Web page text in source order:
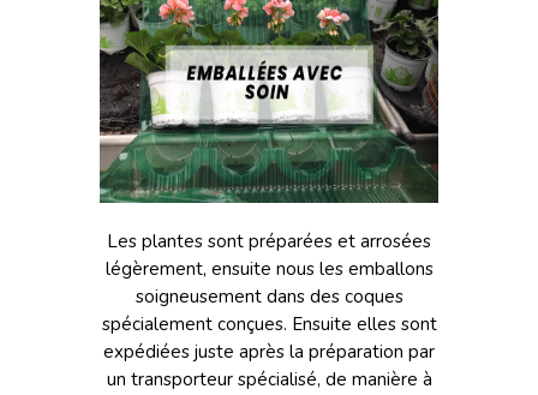
Les plantes sont préparées et arrosées
légèrement, ensuite nous les emballons
soigneusement dans des coques
spécialement conçues. Ensuite elles sont
expédiées juste après la préparation par
un transporteur spécialisé, de manière à